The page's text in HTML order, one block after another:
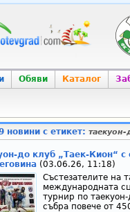
Обяви Каталог
новини с етикет: таекуон-
до клуб „Таек-Кион“
(03.06.26, 11:18)
Състезателите на
международната
турнир по
събра повече от